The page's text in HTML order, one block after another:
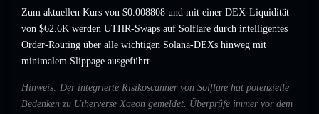
Zum aktuellen Kurs von $0.008808 und mit einer DEX-Liquidität
von $62.6K werden UTHR-Swaps auf Solflare durch intelligentes
Order-Routing über alle wichtigen Solana-DEXs hinweg mit
minimalem Slippage ausgeführt.
Hinweis: Der integrierte Risikoscanner von Solflare hat potenzielle
Bedenken zu Utherverse Xaeon gemeldet. Überprüfe immer vor dem